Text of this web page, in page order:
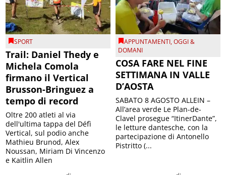
SPORT
Trail: Daniel Thedy e
Michela Comola
firmano il Vertical
Brusson-Bringuez a
tempo di record
Oltre 200 atleti al via
dell'ultima tappa del Défì
Vertical, sul podio anche
Mathieu Brunod, Alex
Noussan, Miriam Di Vincenzo
e Kaitlin Allen
APPUNTAMENTI,OGGI &
DOMANI
COSA FARE NEL FINE
SETTIMANA IN VALLE
D’AOSTA
SABATO 8 AGOSTO ALLEIN –
All’area verde Le Plan-de-
Clavel prosegue “ItinerDante”,
le letture dantesche, con la
partecipazione di Antonello
Pistritto (...